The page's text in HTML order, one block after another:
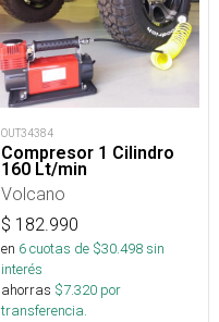
OUT34384
Compresor 1 Cilindro
160 Lt/min
Volcano
$ 182.990
en 6cuotas de $30.498sin
interés
ahorras $7.320 por
transferencia.